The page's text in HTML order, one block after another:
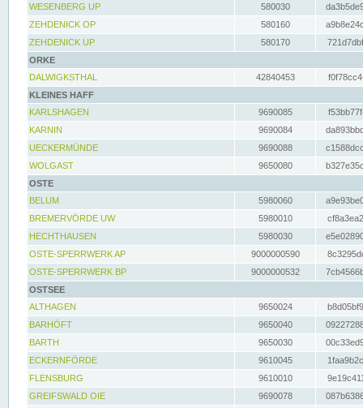
WESENBERG UP
580030
ZEHDENICK OP
580160
ZEHDENICK UP
580170
ORKE
DALWIGKSTHAL
42840453
KLEINES HAFF
KARLSHAGEN
9690085
KARNIN
9690084
UECKERMÜNDE
9690088
WOLGAST
9650080
OSTE
BELUM
5980060
BREMERVÖRDE UW
5980010
HECHTHAUSEN
5980030
OSTE-SPERRWERK AP
9000000590
OSTE-SPERRWERK BP
9000000532
OSTSEE
ALTHAGEN
9650024
BARHÖFT
9650040
BARTH
9650030
ECKERNFÖRDE
9610045
FLENSBURG
9610010
GREIFSWALD OIE
9690078